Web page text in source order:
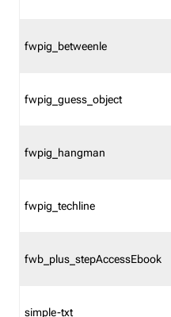
fwpig_betweenle
fwpig_guess_object
fwpig_hangman
fwpig_techline
fwb_plus_stepAccessEbook
simple-txt